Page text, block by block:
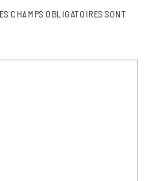
CHAMPS OBLIGATOIRES SONT